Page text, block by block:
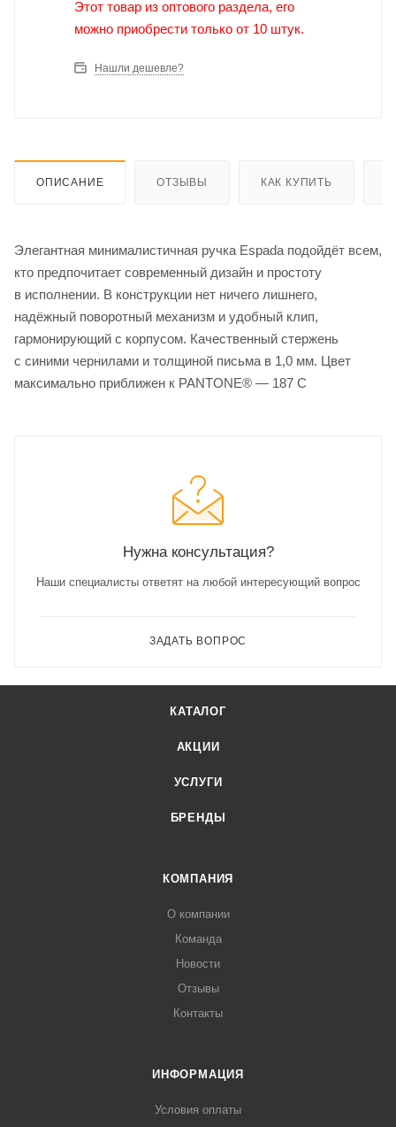
Этот товар из оптового раздела, его
можно приобрести только от 10 штук.
Нашли дешевле?
ОПИСАНИЕ ОТЗЫВЫ КАК КУПИТЬ
Элегантная минималистичная ручка Espada подойдёт всем,
кто предпочитает современный дизайн и простоту
в исполнении. В конструкции нет ничего лишнего,
надёжный поворотный механизм и удобный клип,
гармонирующий с корпусом. Качественный стержень
с синими чернилами и толщиной письма в 1,0 мм. Цвет
максимально приближен к PANTONE® — 187 C
Нужна консультация?
Наши специалисты ответят на любой интересующий вопрос
ЗАДАТЬ ВОПРОС
КАТАЛОГ
АКЦИИ
УСЛУГИ
БРЕНДЫ
КОМПАНИЯ
О компании
Команда
Новости
Отзывы
Контакты
ИНФОРМАЦИЯ
Условия оплаты